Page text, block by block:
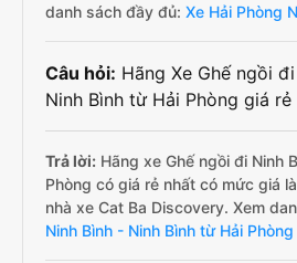
danh sách đầy đủ: Xe Hải Phòng
Câu hỏi: Hãng Xe Ghế ngồi
Ninh Bình từ Hải Phòng giá rẻ
Trả lời: Hãng xe Ghế ngồi đi Ninh
Phòng có giá rẻ nhất có mức giá
nhà xe Cat Ba Discovery. Xem
Ninh Bình - Ninh Bình từ Hải Phòng